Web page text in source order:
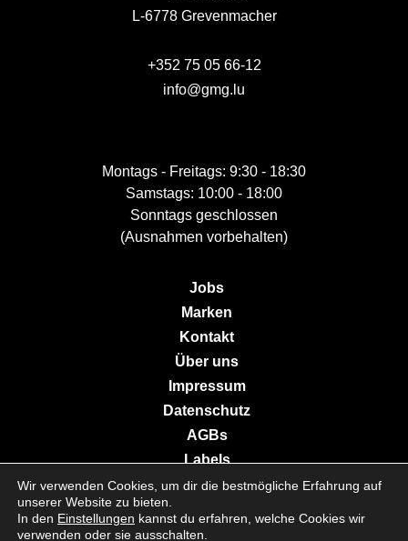
L-6778 Grevenmacher
+352 75 05 66-12
info@gmg.lu
Montags - Freitags: 9:30 - 18:30
Samstags: 10:00 - 18:00
Sonntags geschlossen
(Ausnahmen vorbehalten)
Jobs
Marken
Kontakt
Über uns
Impressum
Datenschutz
AGBs
Labels
© 2026 Galerie Moderne Grevenmacher. All Rights Reserved.
Wir verwenden Cookies, um dir die bestmögliche Erfahrung auf
unserer Website zu bieten.
In den Einstellungen kannst du erfahren, welche Cookies wir
verwenden oder sie ausschalten.